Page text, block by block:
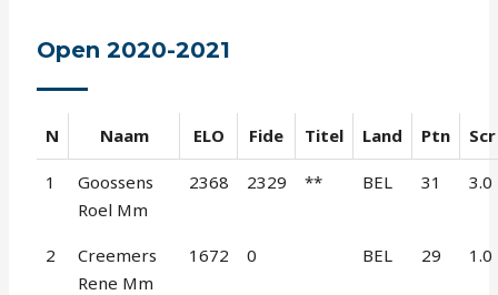
Open 2020-2021
N Naam ELO Fide Titel Land Ptn Scr
1
Goossens
Roel Mm
2368 2329 ** BEL 31 3.0
2
Creemers
Rene Mm
1672 0 BEL 29 1.0